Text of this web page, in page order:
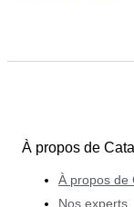
À propos de
À propos de
Nos experts